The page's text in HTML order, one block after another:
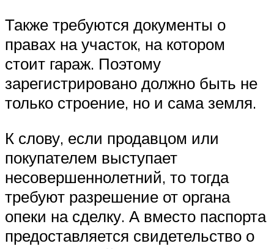
Также требуются документы о
правах на участок, на котором
стоит гараж. Поэтому
зарегистрировано должно быть не
только строение, но и сама земля.
К слову, если продавцом или
покупателем выступает
несовершеннолетний, то тогда
требуют разрешение от органа
опеки на сделку. А вместо паспорта
предоставляется свидетельство о